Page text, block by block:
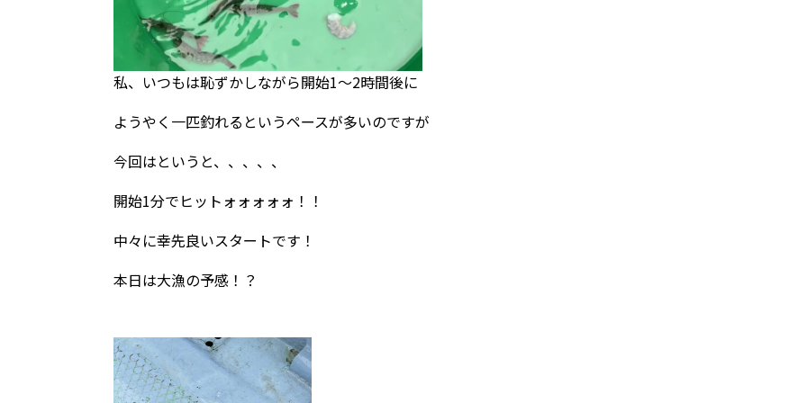
私、いつもは恥ずかしながら開始1～2時間後に
ようやく一匹釣れるというペースが多いのですが
今回はというと、、、、、
開始1分でヒットォォォォォ！！
中々に幸先良いスタートです！
本日は大漁の予感！？